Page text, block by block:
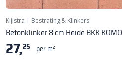
Kijlstra | Bestrating & Klinkers
Betonklinker 8 cm Heide BKK KOMO
27,25 per m²